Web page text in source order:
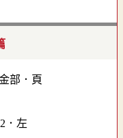
．左